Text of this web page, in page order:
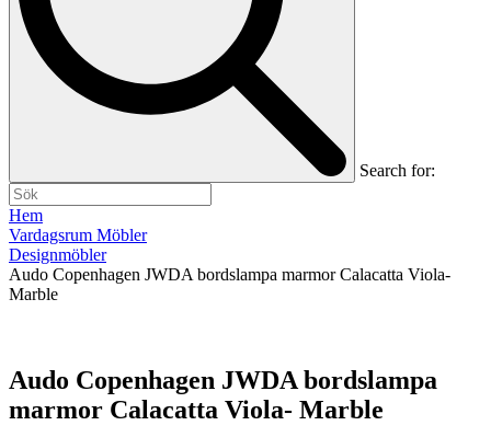
Search for:
Hem
Vardagsrum Möbler
Designmöbler
Audo Copenhagen JWDA bordslampa marmor Calacatta Viola-
Marble
Audo Copenhagen JWDA bordslampa
marmor Calacatta Viola- Marble